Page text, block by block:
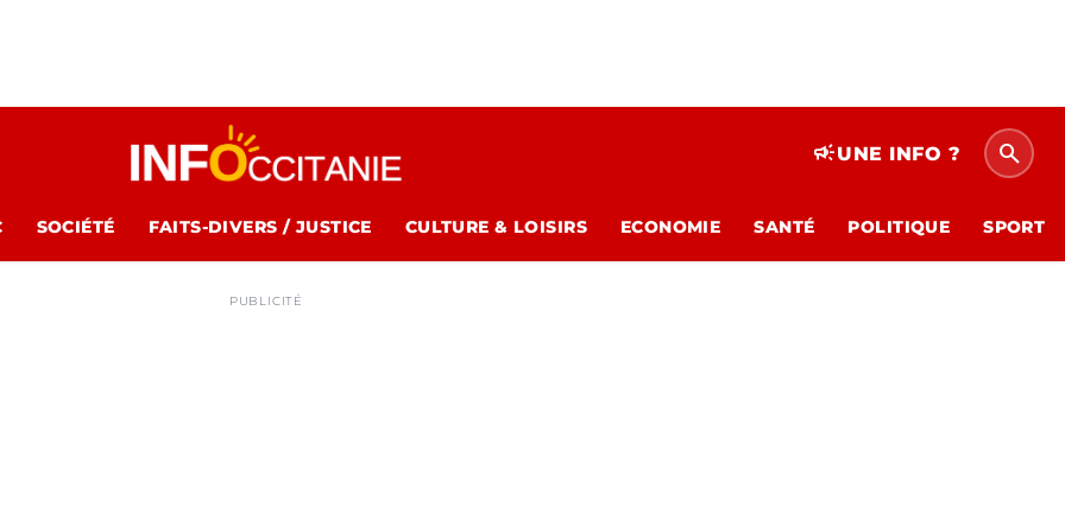
campaignUNE INFO ? search
SOCIÉTÉ FAITS-DIVERS / JUSTICE CULTURE & LOISIRS ECONOMIE SANTÉ POLITIQUE SPORT
PUBLICITÉ